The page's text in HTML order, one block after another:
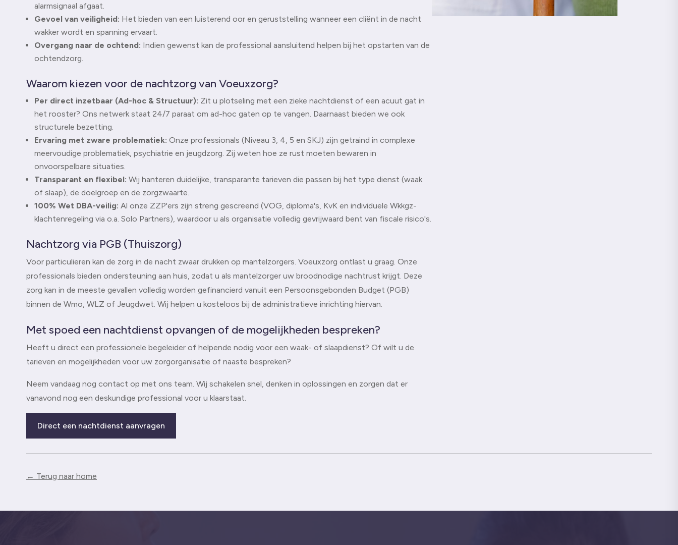
alarmsignaal afgaat.
Gevoel van veiligheid: Het bieden van een luisterend oor en geruststelling wanneer een cliënt in de nacht
wakker wordt en spanning ervaart.
Overgang naar de ochtend: Indien gewenst kan de professional aansluitend helpen bij het opstarten van de
ochtendzorg.
Waarom kiezen voor de nachtzorg van Voeuxzorg?
Per direct inzetbaar (Ad-hoc & Structuur): Zit u plotseling met een zieke nachtdienst of een acuut gat in
het rooster? Ons netwerk staat 24/7 paraat om ad-hoc gaten op te vangen. Daarnaast bieden we ook
structurele bezetting.
Ervaring met zware problematiek: Onze professionals (Niveau 3, 4, 5 en SKJ) zijn getraind in complexe
meervoudige problematiek, psychiatrie en jeugdzorg. Zij weten hoe ze rust moeten bewaren in
onvoorspelbare situaties.
Transparant en flexibel: Wij hanteren duidelijke, transparante tarieven die passen bij het type dienst (waak
of slaap), de doelgroep en de zorgzwaarte.
100% Wet DBA-veilig: Al onze ZZP'ers zijn streng gescreend (VOG, diploma's, KvK en individuele Wkkgz-
klachtenregeling via o.a. Solo Partners), waardoor u als organisatie volledig gevrijwaard bent van fiscale risico's.
Nachtzorg via PGB (Thuiszorg)
Voor particulieren kan de zorg in de nacht zwaar drukken op mantelzorgers. Voeuxzorg ontlast u graag. Onze
professionals bieden ondersteuning aan huis, zodat u als mantelzorger uw broodnodige nachtrust krijgt. Deze
zorg kan in de meeste gevallen volledig worden gefinancierd vanuit een Persoonsgebonden Budget (PGB)
binnen de Wmo, WLZ of Jeugdwet. Wij helpen u kosteloos bij de administratieve inrichting hiervan.
Met spoed een nachtdienst opvangen of de mogelijkheden bespreken?
Heeft u direct een professionele begeleider of helpende nodig voor een waak- of slaapdienst? Of wilt u de
tarieven en mogelijkheden voor uw zorgorganisatie of naaste bespreken?
Neem vandaag nog contact op met ons team. Wij schakelen snel, denken in oplossingen en zorgen dat er
vanavond nog een deskundige professional voor u klaarstaat.
Direct een nachtdienst aanvragen
← Terug naar home